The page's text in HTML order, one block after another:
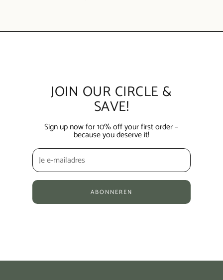
JOIN OUR CIRCLE &
SAVE!
Sign up now for 10% off your first order –
because you deserve it!
ABONNEREN